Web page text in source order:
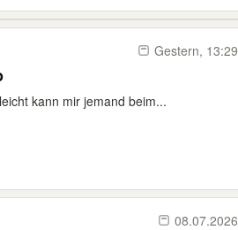
Gestern, 13:29
kann mir jemand beim...
08.07.2026